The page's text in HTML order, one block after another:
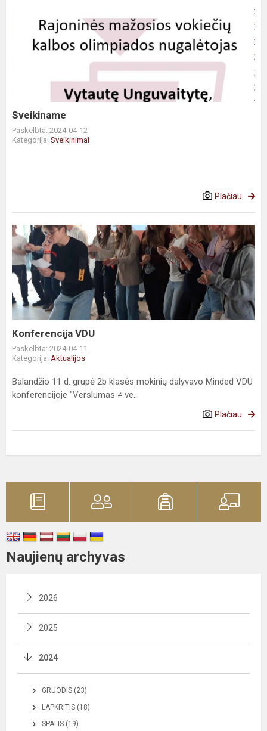
Sveikiname
Paskelbta: 2024-04-12
Kategorija: Sveikinimai
Plačiau
Konferencija VDU
Paskelbta: 2024-04-11
Kategorija: Aktualijos
Balandžio 11 d. grupė 2b klasės mokinių dalyvavo Minded VDU
konferencijoje "Verslumas ≠ ve...
Plačiau
Naujienų archyvas
2026
2025
2024
GRUODIS (23)
LAPKRITIS (18)
SPALIS (19)